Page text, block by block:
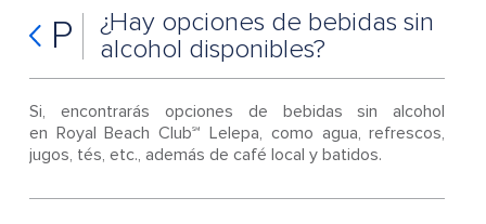
P
¿Hay opciones de bebidas sin
alcohol disponibles?
Si, encontrarás opciones de bebidas sin alcohol
en Royal Beach Club℠ Lelepa, como agua, refrescos,
jugos, tés, etc., además de café local y batidos.